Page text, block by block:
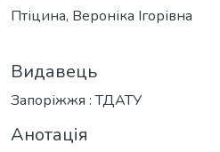
Птіцина, Вероніка Ігорівна
Видавець
Запоріжжя : ТДАТУ
Анотація